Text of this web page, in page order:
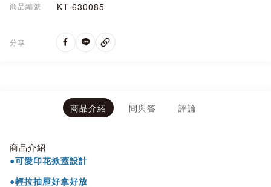
商品編號 KT-630085
分享
商品介紹 問與答 評論
商品介紹
●可愛印花掀蓋設計
●輕拉抽屜好拿好放